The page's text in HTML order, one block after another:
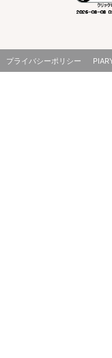
プライバシーポリシー